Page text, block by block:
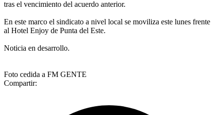
tras el vencimiento del acuerdo anterior.
En este marco el sindicato a nivel local se moviliza este lunes frente
al Hotel Enjoy de Punta del Este.
Noticia en desarrollo.
Foto cedida a FM GENTE
Compartir: